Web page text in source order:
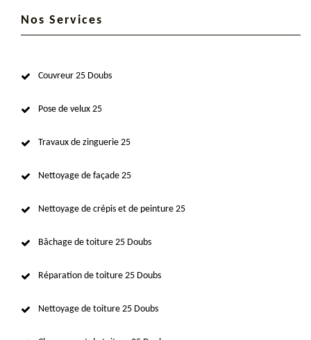
Nos Services
Couvreur 25 Doubs
Pose de velux 25
Travaux de zinguerie 25
Nettoyage de façade 25
Nettoyage de crépis et de peinture 25
Bâchage de toiture 25 Doubs
Réparation de toiture 25 Doubs
Nettoyage de toiture 25 Doubs